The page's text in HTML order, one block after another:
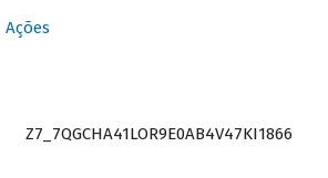
Ações
Z7_7QGCHA41LOR9E0AB4V47KI1866